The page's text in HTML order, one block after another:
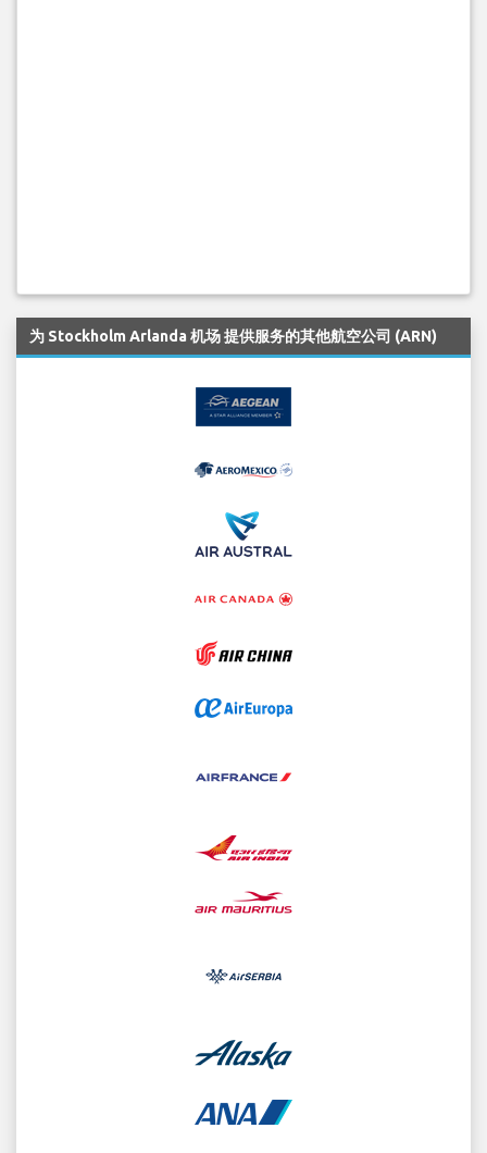
为 Stockholm Arlanda 机场 提供服务的其他航空公司 (ARN)